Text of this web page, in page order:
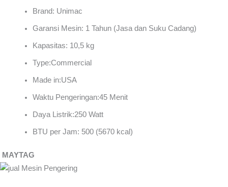
Brand: Unimac
Garansi Mesin: 1 Tahun (Jasa dan Suku Cadang)
Kapasitas: 10,5 kg
Type:Commercial
Made in:USA
Waktu Pengeringan:45 Menit
Daya Listrik:250 Watt
BTU per Jam: 500 (5670 kcal)
MAYTAG